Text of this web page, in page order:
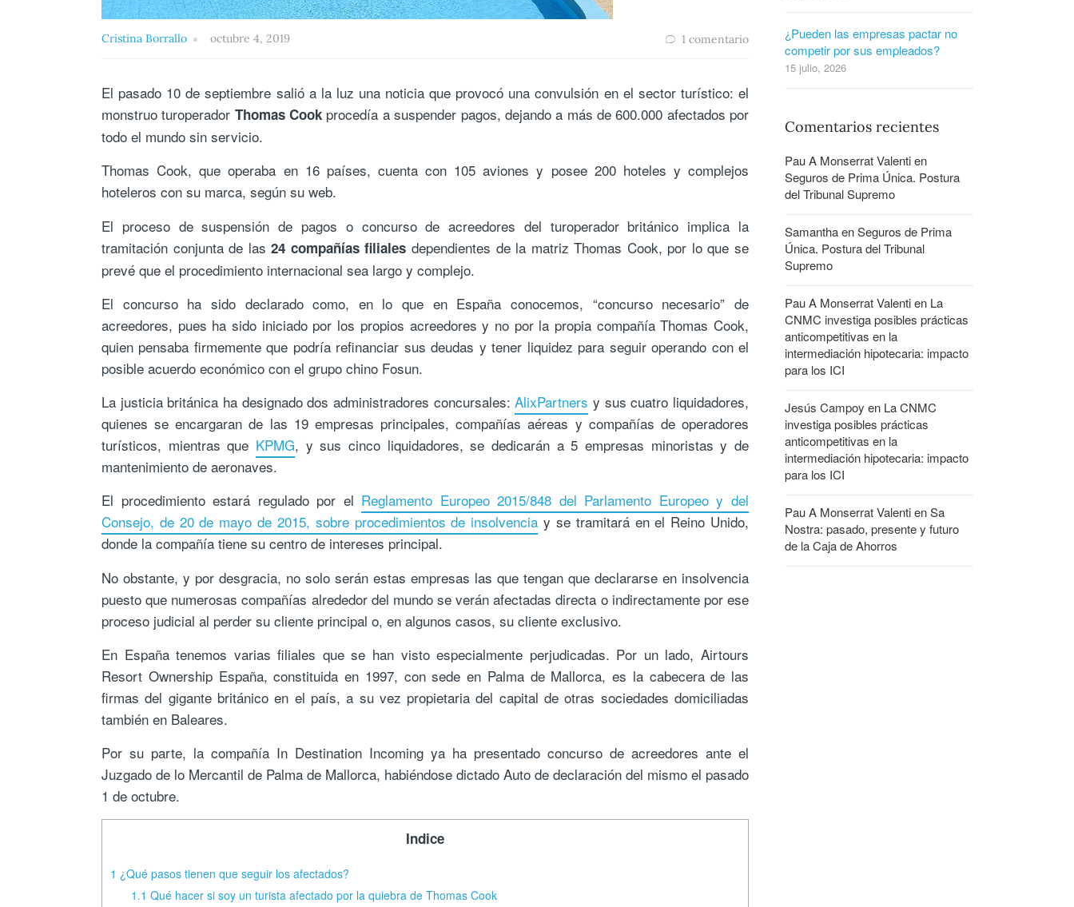
Cristina Borrallo octubre 4, 2019 1 comentario
El pasado 10 de septiembre salió a la luz una noticia que provocó una convulsión en el sector turístico: el
monstruo turoperador Thomas Cook procedía a suspender pagos, dejando a más de 600.000 afectados por
todo el mundo sin servicio.
Thomas Cook, que operaba en 16 países, cuenta con 105 aviones y posee 200 hoteles y complejos
hoteleros con su marca, según su web.
El proceso de suspensión de pagos o concurso de acreedores del turoperador británico implica la
tramitación conjunta de las24 compañías filiales dependientes de la matriz Thomas Cook, por lo que se
prevé que el procedimiento internacional sea largo y complejo.
El concurso ha sido declarado como, en lo que en España conocemos, “concurso necesario” de
acreedores, pues ha sido iniciado por los propios acreedores y no por la propia compañía Thomas Cook,
quien pensaba firmemente que podría refinanciar sus deudas y tener liquidez para seguir operando con el
posible acuerdo económico con el grupo chino Fosun.
La justicia británica ha designado dos administradores concursales:AlixPartners y sus cuatro liquidadores,
quienes se encargaran de las 19 empresas principales, compañías aéreas y compañías de operadores
turísticos, mientras que KPMG, y sus cinco liquidadores, se dedicarán a 5 empresas minoristas y de
mantenimiento de aeronaves.
El procedimiento estará regulado por el Reglamento Europeo 2015/848 del Parlamento Europeo y del
Consejo, de 20 de mayo de 2015, sobre procedimientos de insolvencia y se tramitará en el Reino Unido,
donde la compañía tiene su centro de intereses principal.
No obstante, y por desgracia, no solo serán estas empresas las que tengan que declararse en insolvencia
puesto que numerosas compañías alrededor del mundo se verán afectadas directa o indirectamente por ese
proceso judicial al perder su cliente principal o, en algunos casos, su cliente exclusivo.
En España tenemos varias filiales que se han visto especialmente perjudicadas. Por un lado, Airtours
Resort Ownership España, constituida en 1997, con sede en Palma de Mallorca, es la cabecera de las
firmas del gigante británico en el país, a su vez propietaria del capital de otras sociedades domiciliadas
también en Baleares.
Por su parte, la compañía In Destination Incoming ya ha presentado concurso de acreedores ante el
Juzgado de lo Mercantil de Palma de Mallorca, habiéndose dictado Auto de declaración del mismo el pasado
1 de octubre.
Indice
1 ¿Qué pasos tienen que seguir los afectados?
1.1 Qué hacer si soy un turista afectado por la quiebra de Thomas Cook
¿Pueden las empresas pactar no
competir por sus empleados?
15 julio, 2026
Comentarios recientes
Pau A Monserrat Valentien
Seguros de Prima Única. Postura
del Tribunal Supremo
SamanthaenSeguros de Prima
Única. Postura del Tribunal
Supremo
Pau A Monserrat Valentien La
CNMC investiga posibles prácticas
anticompetitivas en la
intermediación hipotecaria: impacto
para los ICI
Jesús Campoy en La CNMC
investiga posibles prácticas
anticompetitivas en la
intermediación hipotecaria: impacto
para los ICI
Pau A Monserrat ValentienSa
Nostra: pasado, presente y futuro
de la Caja de Ahorros